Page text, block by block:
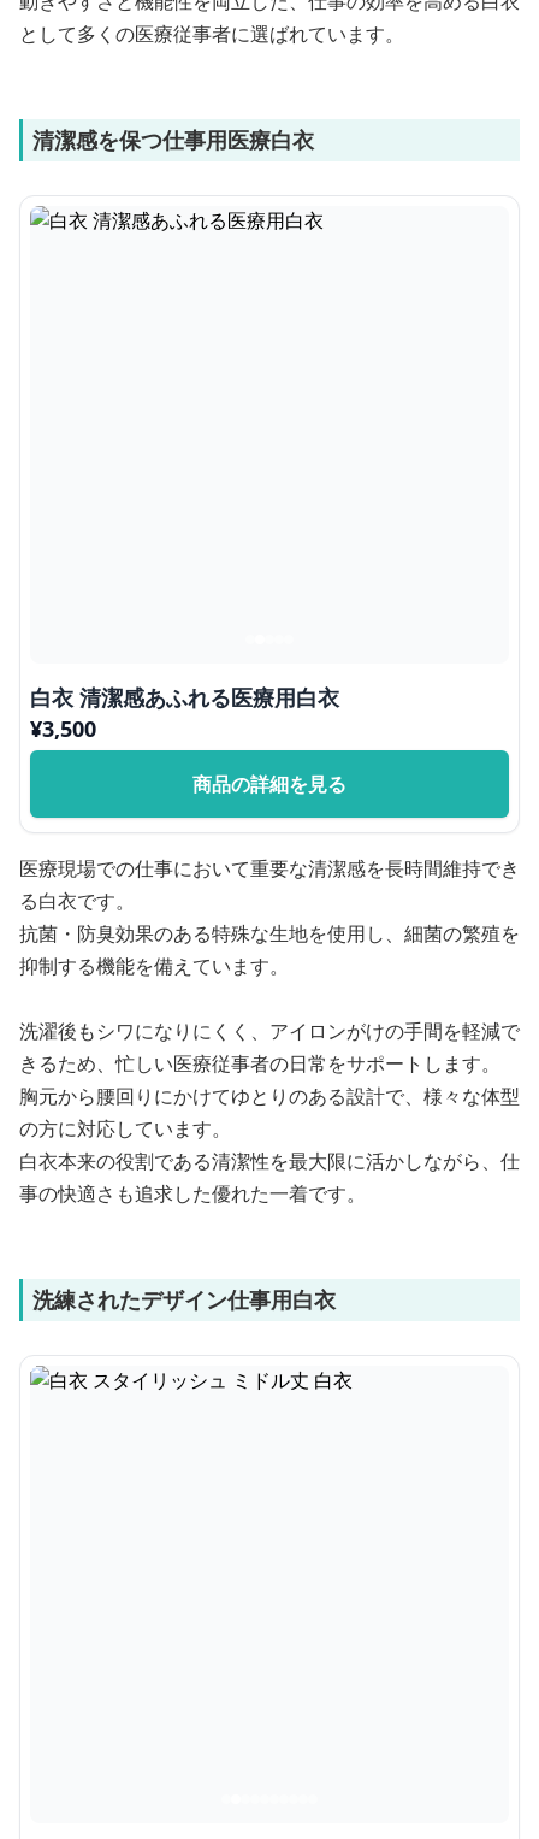
として多くの医療従事者に選ばれています。
清潔感を保つ仕事用医療白衣
白衣 清潔感あふれる医療用白衣
¥3,500
商品の詳細を見る
医療現場での仕事において重要な清潔感を長時間維持でき
る白衣です。
抗菌・防臭効果のある特殊な生地を使用し、細菌の繁殖を
抑制する機能を備えています。
洗濯後もシワになりにくく、アイロンがけの手間を軽減で
きるため、忙しい医療従事者の日常をサポートします。
胸元から腰回りにかけてゆとりのある設計で、様々な体型
の方に対応しています。
白衣本来の役割である清潔性を最大限に活かしながら、仕
事の快適さも追求した優れた一着です。
洗練されたデザイン仕事用白衣